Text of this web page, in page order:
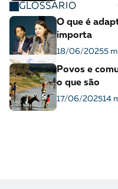
GLOSSÁRIO
O que é
importa
18/06/20255
Povos e
o que são
17/06/202514